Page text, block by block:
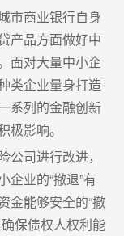
市商业银行自身
产品方面做好中
面对大量中小企
类企业量身打造
系列的金融创新
影响。
司进行改进，
企业的“撤退”有
金能够安全的“撤
保债权人权利能